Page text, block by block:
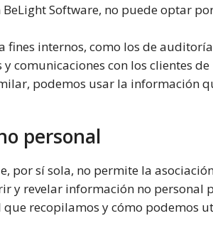
Software, no puede optar
internos, como los de
comunicaciones con los clientes de
podemos usar la información
personal
por sí sola, no permite la
y revelar información no personal
recopilamos y cómo podemos